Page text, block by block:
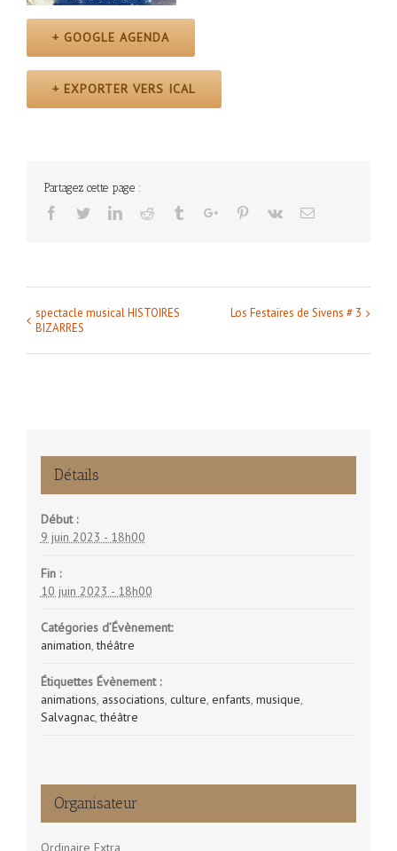
+ GOOGLE AGENDA
+ EXPORTER VERS ICAL
Partagez cette page :
Facebook
TwitterLinkedinReddit TumblrGoogle+Pinterest
Vk Email
Navigation
Évènement
spectacle musical HISTOIRES
BIZARRES
Los Festaïres de Sivens # 3
Détails
Début :
9 juin 2023 - 18h00
Fin :
10 juin 2023 - 18h00
Catégories d’Évènement:
animation,théâtre
Étiquettes Évènement :
animations, associations, culture, enfants, musique,
Salvagnac,théâtre
Organisateur
Ordinaire Extra